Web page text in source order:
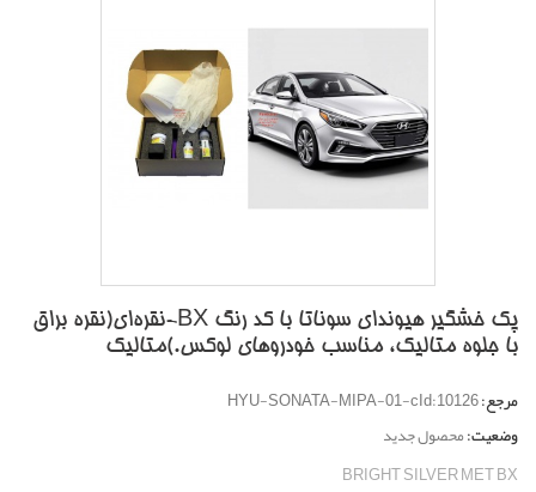
پک خشگير هیوندای سوناتا با کد رنگ BX-نقره‌اي(نقره براق
با جلوه متاليک، مناسب خودروهاي لوکس.)متاليک
مرجع:HYU-SONATA-MIPA-01-cId:10126
وضعیت:محصول جدید
BRIGHT SILVER MET BX